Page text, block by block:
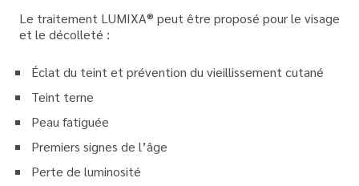
Le traitement LUMIXA® peut être proposé pour le visage
et le décolleté :
Éclat du teint et prévention du vieillissement cutané
Teint terne
Peau fatiguée
Premiers signes de l’âge
Perte de luminosité